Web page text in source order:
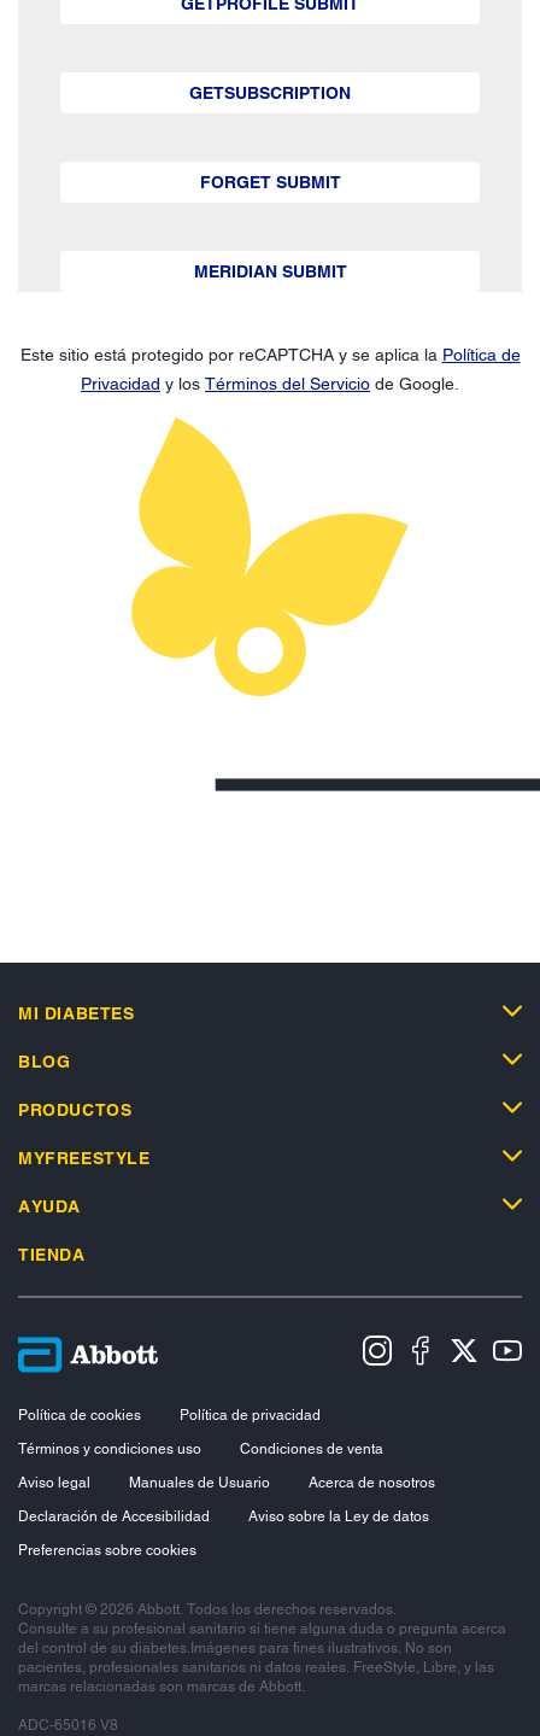
GETSUBSCRIPTION
FORGET SUBMIT
MERIDIAN SUBMIT
Este sitio está protegido por reCAPTCHA y se aplica la Política de
Privacidad y los Términos del Servicio de Google.
MI DIABETES
BLOG
PRODUCTOS
MYFREESTYLE
AYUDA
TIENDA
Política de cookies
Política de privacidad
Términos y condiciones uso
Condiciones de venta
Aviso legal
Manuales de Usuario
Acerca de nosotros
Declaración de Accesibilidad
Aviso sobre la Ley de datos
Preferencias sobre cookies
Copyright © 2026 Abbott. Todos los derechos reservados.
Consulte a su profesional sanitario si tiene alguna duda o pregunta acerca
del control de su diabetes.Imágenes para fines ilustrativos. No son
pacientes, profesionales sanitarios ni datos reales. FreeStyle, Libre, y las
marcas relacionadas son marcas de Abbott.
ADC-65016 V8